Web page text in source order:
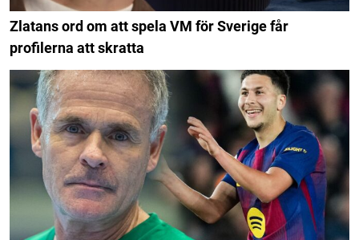
Zlatans ord om att spela VM för Sverige får
profilerna att skratta